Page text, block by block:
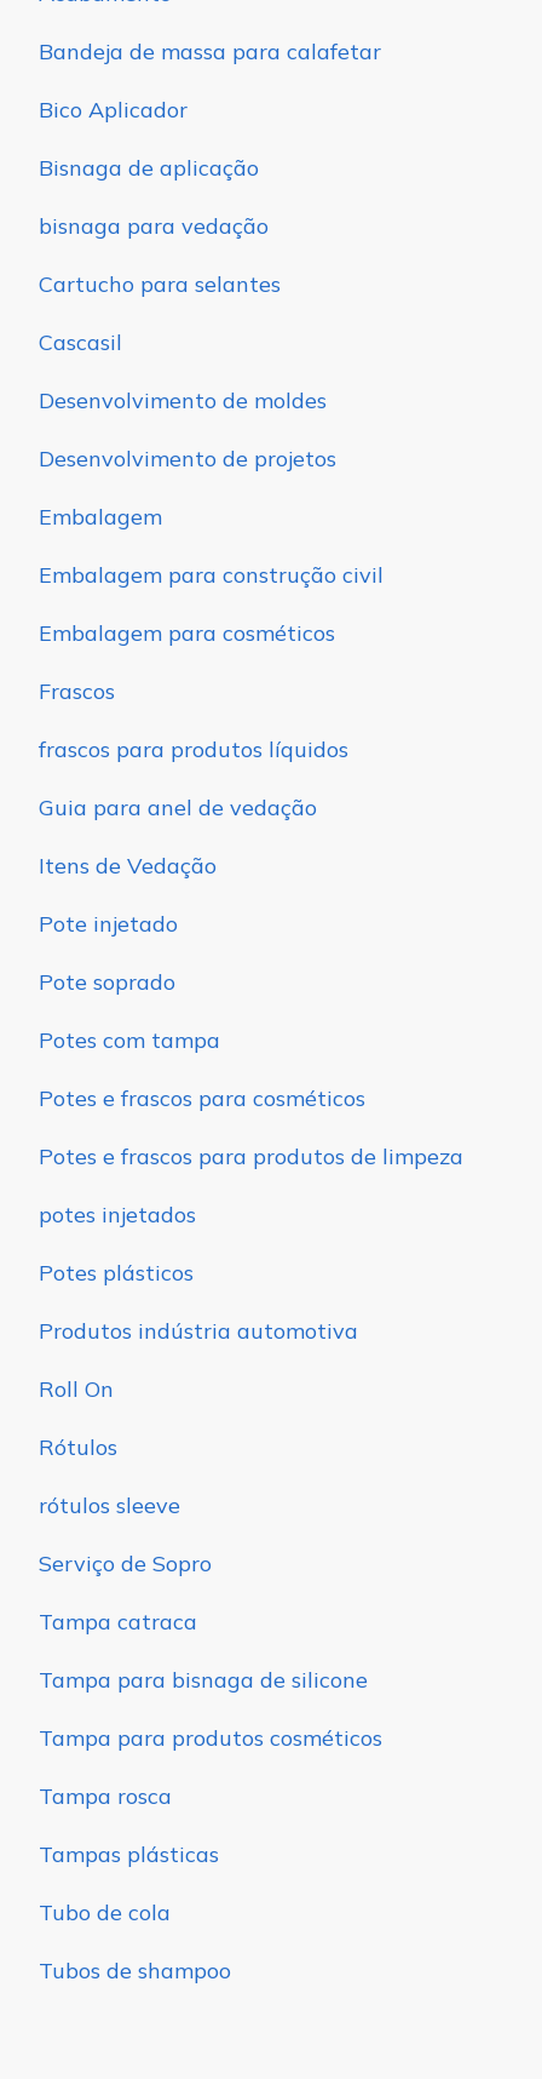
Bandeja de massa para calafetar
Bico Aplicador
Bisnaga de aplicação
bisnaga para vedação
Cartucho para selantes
Cascasil
Desenvolvimento de moldes
Desenvolvimento de projetos
Embalagem
Embalagem para construção civil
Embalagem para cosméticos
Frascos
frascos para produtos líquidos
Guia para anel de vedação
Itens de Vedação
Pote injetado
Pote soprado
Potes com tampa
Potes e frascos para cosméticos
Potes e frascos para produtos de limpeza
potes injetados
Potes plásticos
Produtos indústria automotiva
Roll On
Rótulos
rótulos sleeve
Serviço de Sopro
Tampa catraca
Tampa para bisnaga de silicone
Tampa para produtos cosméticos
Tampa rosca
Tampas plásticas
Tubo de cola
Tubos de shampoo